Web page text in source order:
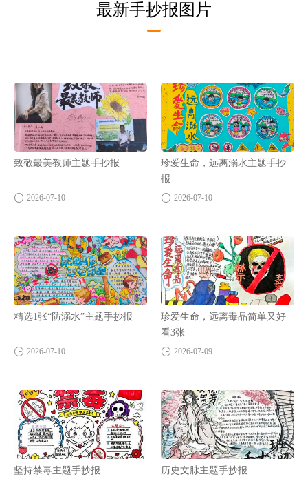
最新手抄报图片
致敬最美教师主题手抄报
2026-07-10
珍爱生命，远离溺水主题手抄
报
2026-07-10
精选1张“防溺水”主题手抄报
2026-07-10
珍爱生命，远离毒品简单又好
看3张
2026-07-09
坚持禁毒主题手抄报 历史文脉主题手抄报